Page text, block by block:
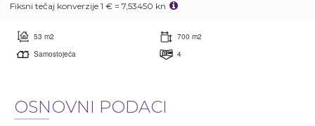
Fiksni tečaj konverzije 1 € = 7,53450 kn
53 m2
700 m2
Samostojeća
4
OSNOVNI PODACI